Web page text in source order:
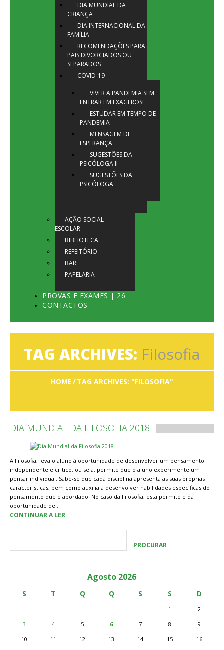
DIA MUNDIAL DA
CRIANÇA
DIA INTERNACIONAL DA
FAMÍLIA
RECOMENDAÇÕES PARA
PAIS DIVORCIADOS OU
SEPARADOS
COVID-19
VIVER A PANDEMIA SEM
ENTRAR EM EXAGEROS!
ESTUDAR EM TEMPO DE
PANDEMIA
MENSAGEM DE
ESPERANÇA
SUGESTÕES DA
PSICÓLOGA II
SUGESTÕES DA
PSICÓLOGA
AÇÃO SOCIAL
ESCOLAR
BIBLIOTECA
REFEITÓRIO
BAR
PAPELARIA
PROVAS E EXAMES | 26
CONTACTOS
TAG ARCHIVES: Filosofia
HOME TAG ARCHIVES: "FILOSOFIA"
DIA MUNDIAL DA FILOSOFIA 2018
A Filosofia, leva o aluno à oportunidade de desenvolver um pensamento
independente e crítico, ou seja, permite que o aluno experimente um
pensar individual. Sabe-se que cada disciplina apresenta as suas próprias
características, bem como auxilia a desenvolver habilidades específicas do
pensamento que é abordado. No caso da Filosofia, esta permite e dá
oportunidade de…
CONTINUAR A LER
Agosto 2026
S T Q Q S S D
1
2
3
4 5 6 7 8
9
10
11 12 13 14 15 16